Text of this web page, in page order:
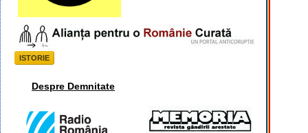
ISTORIE
Despre Demnitate